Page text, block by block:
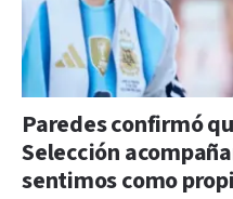
Paredes confirmó
Selección
sentimos como